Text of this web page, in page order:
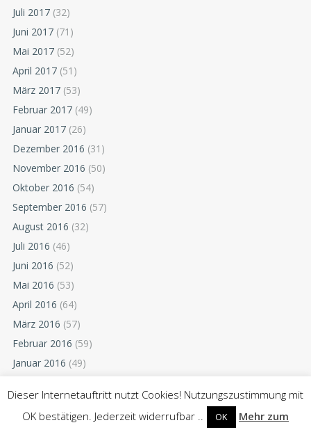
Juli 2017 (32)
Juni 2017 (71)
Mai 2017 (52)
April 2017 (51)
März 2017 (53)
Februar 2017 (49)
Januar 2017 (26)
Dezember 2016 (31)
November 2016 (50)
Oktober 2016 (54)
September 2016 (57)
August 2016 (32)
Juli 2016 (46)
Juni 2016 (52)
Mai 2016 (53)
April 2016 (64)
März 2016 (57)
Februar 2016 (59)
Januar 2016 (49)
November 2015(55)
Oktober 2015(54)
Dieser Internetauftritt nutzt Cookies! Nutzungszustimmung mit
OK bestätigen. Jederzeit widerrufbar ..
OK
Mehr zum